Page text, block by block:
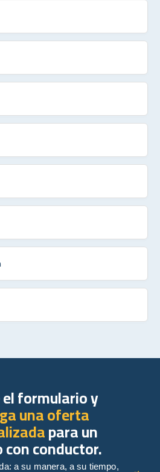
formulario y
una oferta
para un
conductor.
a su manera, a su tiempo,